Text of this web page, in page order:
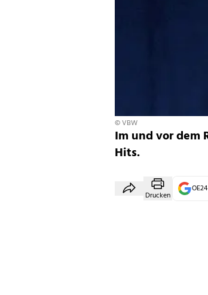
© VBW
Im und vor dem
Hits.
Drucken